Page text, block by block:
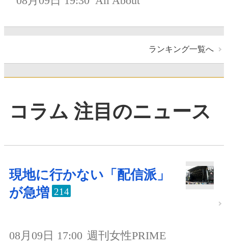
ランキング一覧へ
コラム 注目のニュース
現地に行かない「配信派」
が急増 214
08月09日 17:00 週刊女性PRIME